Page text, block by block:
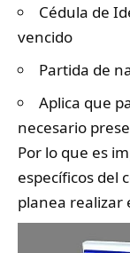
Cédula de
vencido
Partida de
Aplica que
necesario
Por lo que es
específicos del
planea realizar